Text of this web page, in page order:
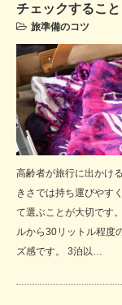
チェックすること
旅準備のコツ
高齢者が旅行に出かけ
きさでは持ち運びやす
て選ぶことが大切です
ルから30リットル程度
ズ感です。 3泊以…